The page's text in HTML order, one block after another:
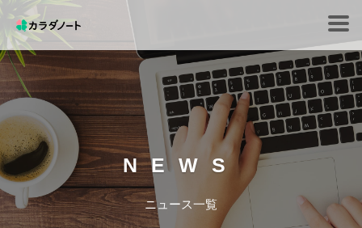
NEWS
ニュース一覧